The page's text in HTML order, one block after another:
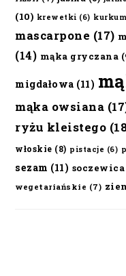
(10) krewetki (6)
mascarpone (17)
(14) mąka gryczana
migdałowa (11)
mąka owsiana
ryżu kleistego
włoskie (8) pistacje (6)
sezam (11) soczewica
wegetariańskie (7)